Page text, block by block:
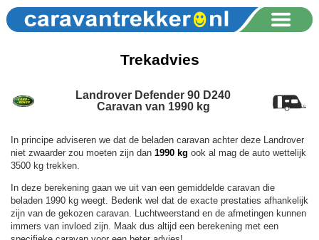
Trekadvies
Landrover Defender 90 D240
Caravan van 1990 kg
In principe adviseren we dat de beladen caravan achter deze Landrover
niet zwaarder zou moeten zijn dan 1990 kg ook al mag de auto wettelijk
3500 kg trekken.
In deze berekening gaan we uit van een gemiddelde caravan die
beladen 1990 kg weegt. Bedenk wel dat de exacte prestaties afhankelijk
zijn van de gekozen caravan. Luchtweerstand en de afmetingen kunnen
immers van invloed zijn. Maak dus altijd een berekening met een